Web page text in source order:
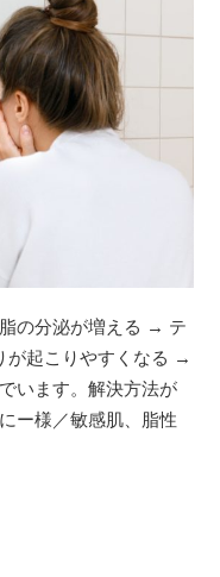
の分泌が増える → テ
が起こりやすくなる →
います。解決方法が
ー様／敏感肌、脂性